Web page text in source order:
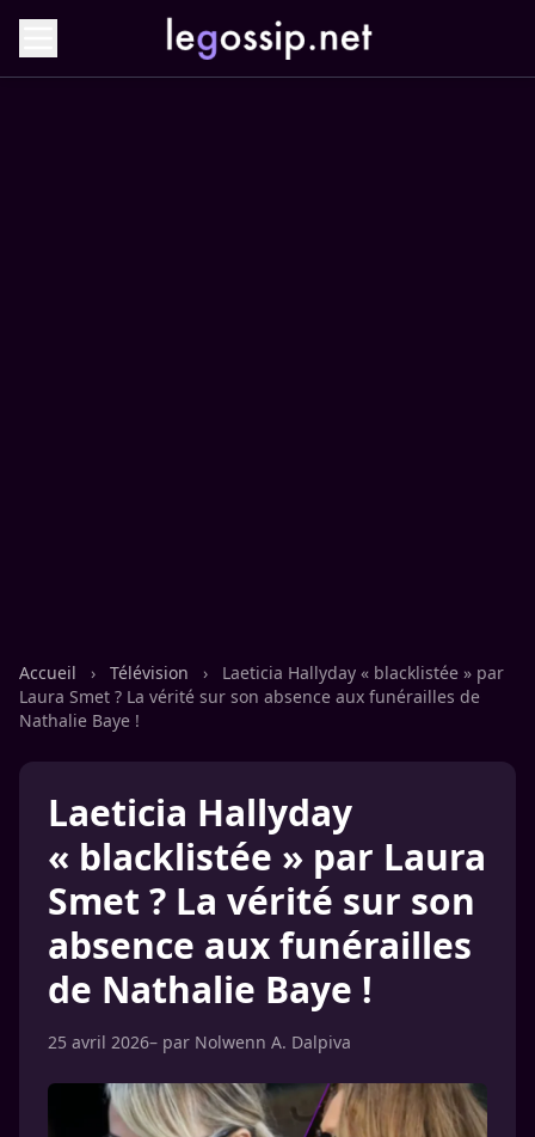
Accueil › Télévision ›
Laeticia Hallyday « blacklistée » par
Laura Smet ? La vérité sur son absence aux funérailles de
Nathalie Baye !
Laeticia Hallyday
« blacklistée » par Laura
Smet ? La vérité sur son
absence aux funérailles
de Nathalie Baye !
25 avril 2026– par Nolwenn A. Dalpiva